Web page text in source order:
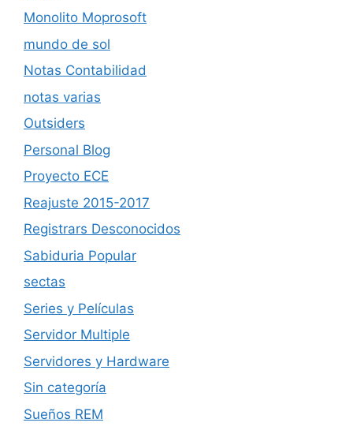
Monolito Moprosoft
mundo de sol
Notas Contabilidad
notas varias
Outsiders
Personal Blog
Proyecto ECE
Reajuste 2015-2017
Registrars Desconocidos
Sabiduria Popular
sectas
Series y Películas
Servidor Multiple
Servidores y Hardware
Sin categoría
Sueños REM